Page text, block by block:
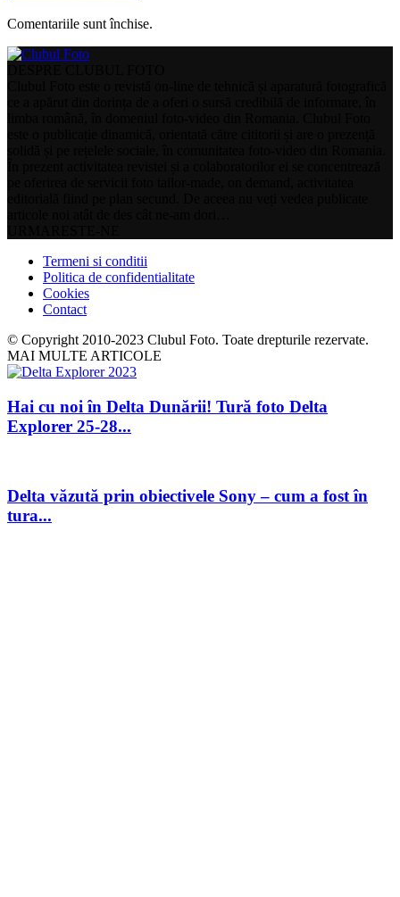
Comentariile sunt închise.
Termeni si conditii
Politica de confidentialitate
Cookies
Contact
© Copyright 2010-2023 Clubul Foto. Toate drepturile rezervate.
MAI MULTE ARTICOLE
Hai cu noi în Delta Dunării! Tură foto Delta
Explorer 25-28...
Delta văzută prin obiectivele Sony – cum a fost în
tura...